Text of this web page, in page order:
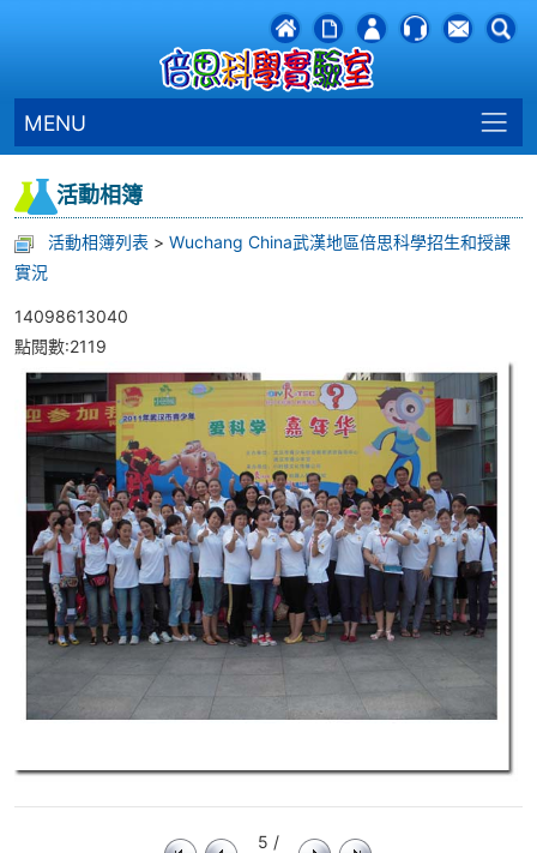
MENU
活動相簿
活動相簿列表 > Wuchang China武漢地區倍思科學招生和授課
實況
14098613040
點閱數:2119
5 /